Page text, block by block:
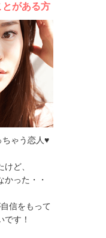
がある方
ちゃう恋人♥
ど、
かった・・
信をもって
です！